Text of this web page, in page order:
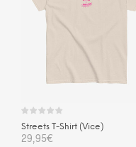
Streets T-Shirt (Vice)
29,95€